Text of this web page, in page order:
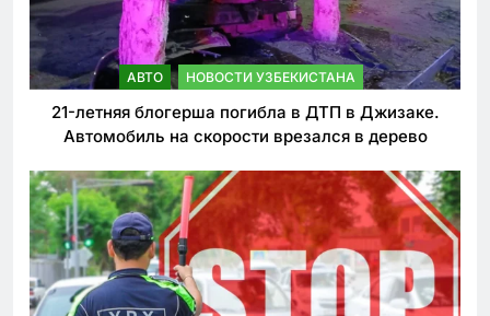
АВТО НОВОСТИ УЗБЕКИСТАНА
21-летняя блогерша погибла в ДТП в Джизаке.
Автомобиль на скорости врезался в дерево